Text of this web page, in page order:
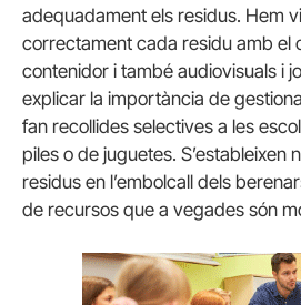
adequadament els residus. Hem
correctament cada residu amb el
contenidor i també audiovisuals i
explicar la importància de
fan recollides selectives a les
piles o de juguetes. S’estableixen
residus en l’embolcall dels
de recursos que a vegades són